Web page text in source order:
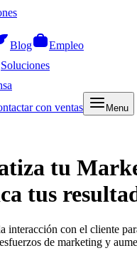
Blog
Empleo
Soluciones
con ventas Menu
tu
tus
interacción con el cliente
de marketing y